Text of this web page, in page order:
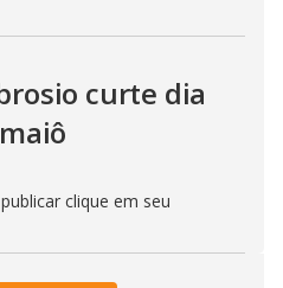
curte dia
clique em seu